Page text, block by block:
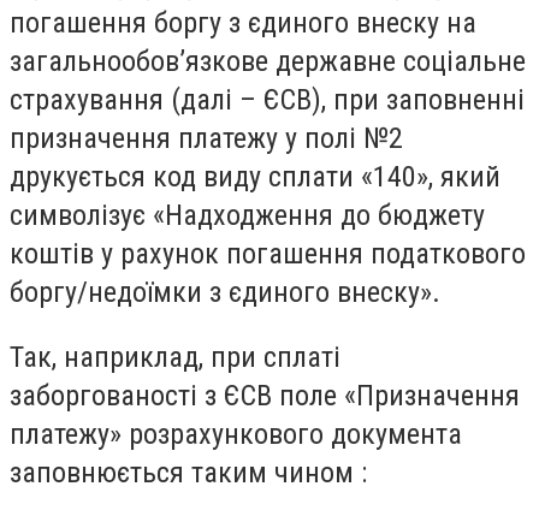
погашення боргу з єдиного внеску на
загальнообов’язкове державне соціальне
страхування (далі – ЄСВ), при заповненні
призначення платежу у полі №2
друкується код виду сплати «140», який
символізує «Надходження до бюджету
коштів у рахунок погашення податкового
боргу/недоїмки з єдиного внеску».
Так, наприклад, при сплаті
заборгованості з ЄСВ поле «Призначення
платежу» розрахункового документа
заповнюється таким чином :